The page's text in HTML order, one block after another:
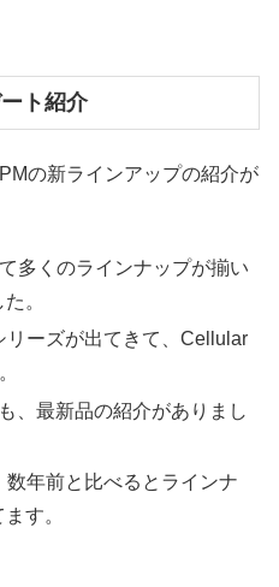
ト紹介
の新ラインアップの紹介が
多くのラインナップが揃い
。
リーズが出てきて、Cellular
、最新品の紹介がありまし
年前と比べるとラインナ
す。